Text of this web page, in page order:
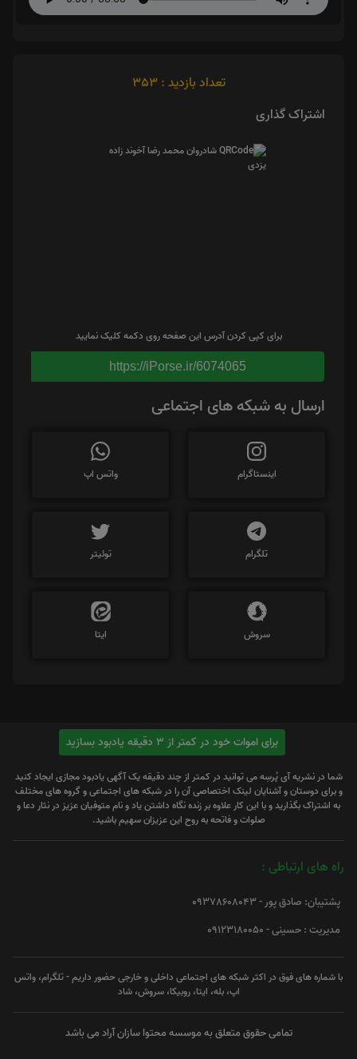
تعداد بازدید : 353
اشتراک گذاری
برای کپی کردن آدرس این صفحه روی دکمه کلیک نمایید
https://iPorse.ir/6074065
ارسال به شبکه های اجتماعی
اینستاگرام واتس اپ
تلگرام توئیتر
سروش ایتا
برای اموات خود در کمتر از 3 دقیقه یادبود بسازید
شما در نشریه آی پُرسِه می توانید در کمتر از چند دقیقه یک آگهی یادبود مجازی ایجاد کنید
و برای دوستان و آشنایان لینک اختصاصی آن را در شبکه های اجتماعی و گروه های مختلف
به اشتراک بگذارید و با این کار علاوه بر زنده نگاه داشتن یاد و نام متوفیان عزیز در نثار دعا و
صلوات و فاتحه به روح این عزیزان سهیم باشید.
راه های ارتباطی :
پشتیبان: صادق پور - 09378608043
مدیریت : حسینی - 09123180050
با شماره های فوق در اکثر شبکه های اجتماعی داخلی و خارجی حضور داریم - تلگرام، واتس
اپ، بله، ایتا، روبیکا، سروش، شاد
تمامی حقوق متعلق به موسسه محتوا سازان آراد می باشد